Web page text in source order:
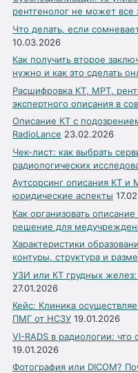
рентгенолог не может все
Что делать, если
10.03.2026
Как получить второе
нужно и как это сделать
Расшифровка КТ, МРТ,
экспертного описания в
Описание КТ с
RadioLance 23.02.2026
Чек-лист: как выбрать
радиологических
Аутсорсинг описания КТ
юридические аспекты
Как организовать
решение для
Характеристики
контуры, структура и
УЗИ или КТ грудных желез:
27.01.2026
Кейс: Клиника
ПМГ от НСЗУ 19.01.2026
VI-RADS в радиологии: что
19.01.2026
Фотография или DICOM?